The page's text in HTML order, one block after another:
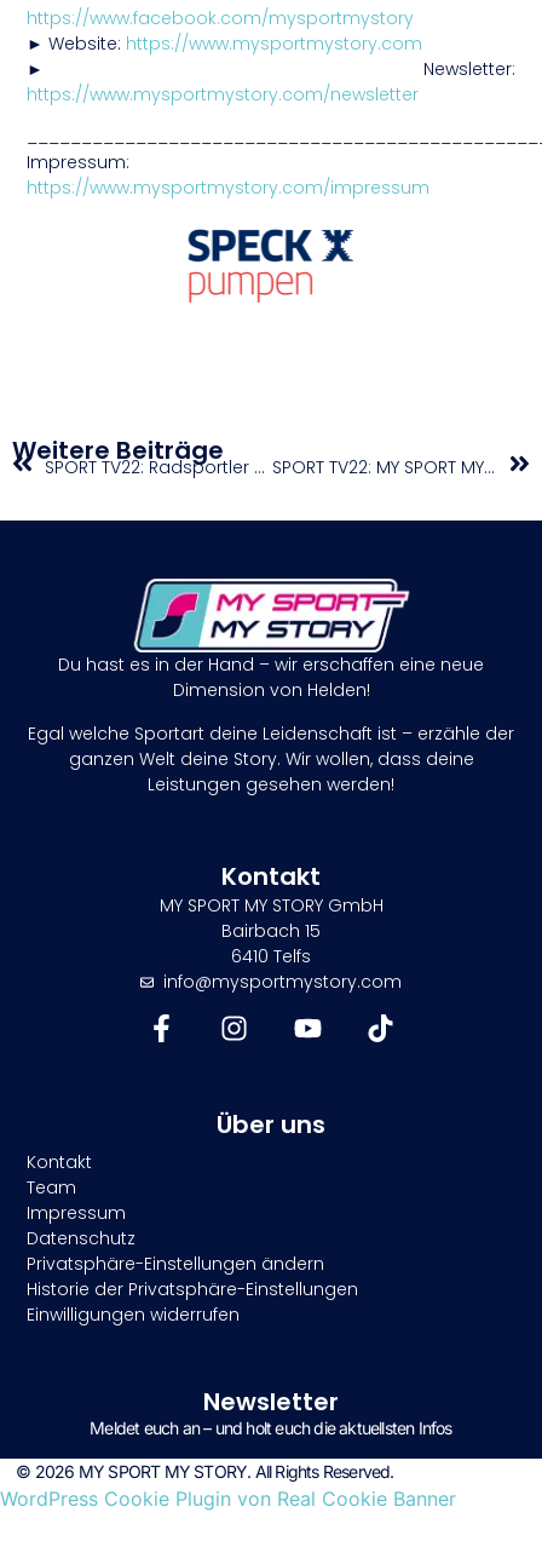
https://www.facebook.com/mysportmystory
► Website: https://www.mysportmystory.com
► Newsletter:
https://www.mysportmystory.com/newsletter
Impressum:
https://www.mysportmystory.com/impressum
Weitere Beiträge SPORT TV22: Radsportler Maxi Kirschner im Interview SPORT TV22: MY SPORT MY STORY Trailrunner Mario Ortner beim Stuiben Trailrun 2023
Du hast es in der Hand – wir erschaffen eine neue
Dimension von Helden!
Egal welche Sportart deine Leidenschaft ist – erzähle der
ganzen Welt deine Story. Wir wollen, dass deine
Leistungen gesehen werden!
Kontakt
MY SPORT MY STORY GmbH
Bairbach 15
6410 Telfs
info@mysportmystory.com
Über uns
Kontakt
Team
Impressum
Datenschutz
Privatsphäre-Einstellungen ändern
Historie der Privatsphäre-Einstellungen
Einwilligungen widerrufen
Newsletter
Meldet euch an – und holt euch die aktuellsten Infos
© 2026 MY SPORT MY STORY. All Rights Reserved.
WordPress Cookie Plugin von Real Cookie Banner